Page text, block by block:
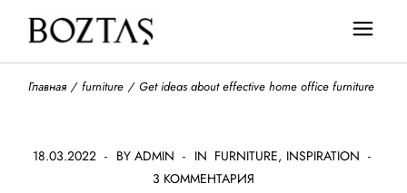
Главная furniture Get ideas about effective home office furniture
18.03.2022 BY ADMIN IN FURNITURE INSPIRATION
3 КОММЕНТАРИЯ